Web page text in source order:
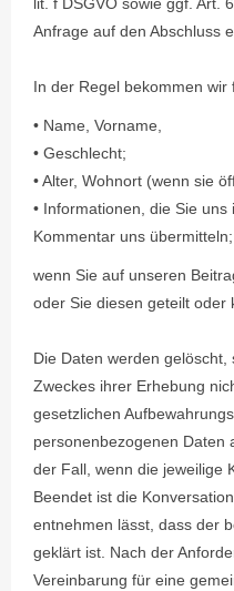
Anfrage auf den Abschluss
In der Regel bekommen
• Name, Vorname,
• Geschlecht;
• Alter, Wohnort (wenn sie
• Informationen, die Sie
Kommentar uns übermitteln;
wenn Sie auf unseren
oder Sie diesen geteilt oder
Die Daten werden
Zweckes ihrer Erhebung
gesetzlichen
personenbezogenen Daten
der Fall, wenn die jeweilige
Beendet ist die
entnehmen lässt, dass der
geklärt ist. Nach der
Vereinbarung für eine